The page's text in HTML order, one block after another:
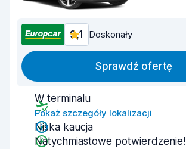
9,1 Doskonały
Sprawdź ofertę
W terminalu
Pokaż szczegóły lokalizacji
Niska kaucja
Natychmiastowe potwierdzenie!